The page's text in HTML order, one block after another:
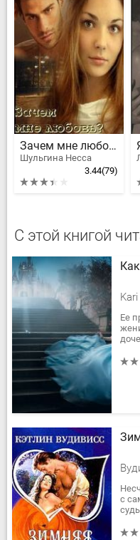
Зачем мне любовь?
Шульгина Несса
3.44(79)
С этой книгой
Kari
Ее
с